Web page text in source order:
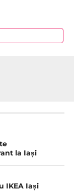
la Iași
IKEA Iași